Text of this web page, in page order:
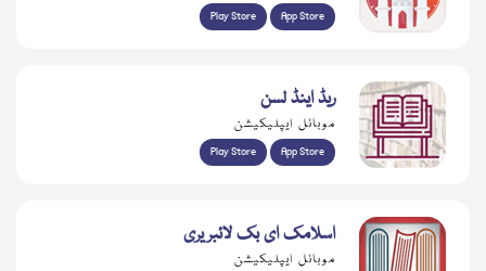
Play Store App Store
ریڈ اینڈ لسن
موبائل ایپلیکیشن
Play Store App Store
اسلامک ای بک لائبریری
موبائل ایپلیکیشن